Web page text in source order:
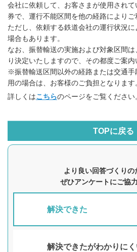
会社に依頼して、お客さまが使用され
券で、運行不能区間を他の経路によりご
ただし、依頼する鉄道会社の運行状況
場合もあります。
なお、振替輸送の実施および対象区間
り決定いたしますので、その都度ご案内
※振替輸送区間以外の経路または交通手
用の場合は、お客様のご負担となります
詳しくはこちらのページをご覧ください
TOPに戻る
より良い回答づくりの
ぜひアンケートにご協
解決できた
解決できたがわかりに